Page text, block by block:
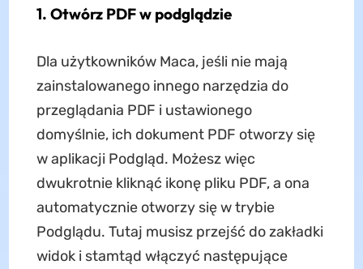
1. Otwórz PDF w podglądzie
Dla użytkowników Maca, jeśli nie mają
zainstalowanego innego narzędzia do
przeglądania PDF i ustawionego
domyślnie, ich dokument PDF otworzy się
w aplikacji Podgląd. Możesz więc
dwukrotnie kliknąć ikonę pliku PDF, a ona
automatycznie otworzy się w trybie
Podglądu. Tutaj musisz przejść do zakładki
widok i stamtąd włączyć następujące